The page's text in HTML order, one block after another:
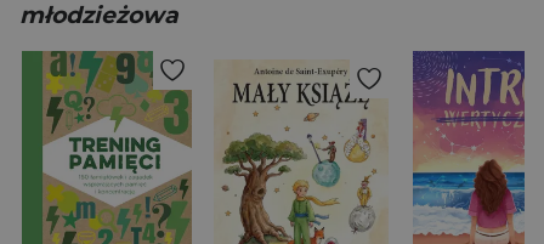
młodzieżowa